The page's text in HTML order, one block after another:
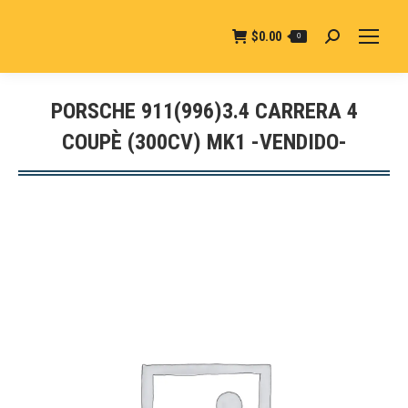
$0.00 0 Buscar:
PORSCHE 911(996)3.4 CARRERA 4
COUPÈ (300CV) MK1 -VENDIDO-
Estás aquí: